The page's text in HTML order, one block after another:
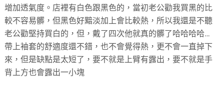
增加透氣度。店裡有白色跟黑色的，當初老公勸我買黑的比
較不容易髒，但黑色好黯淡加上會比較熱，所以我還是不聽
老公勸堅持買白的，但，戴了四次他就真的髒了哈哈哈哈…
帶上袖套的舒適度還不錯，也不會覺得熱，更不會一直掉下
來，但是缺點是太短了，要不就是上臂有露出，要不就是手
背上方也會露出一小塊